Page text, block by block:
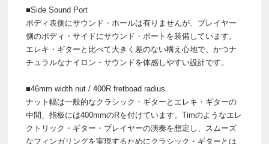
■Side Sound Port
ボディ表側にサウンド・ホールは有りませんが、プレイヤー
側のボディ・サイドにサウンド・ポートを装備しています。
エレキ・ギターと比べて大きく差のない構え心地で、かつナ
チュラルなナイロン・サウンドを体感しやすい設計です。
■46mm width nut / 400R fretboad radius
ナット幅は一般的なクラシック・ギターとエレキ・ギターの
中間、指板には400mmのRを付けています。Timのようなエレ
クトリック・ギター・プレイヤーの演奏を想定し、スムーズ
なフィンガリングを実現するためにクラシック・ギターとは